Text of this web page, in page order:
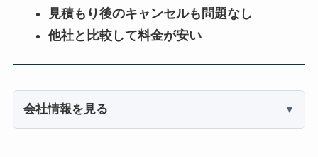
見積もり後のキャンセルも問題なし
他社と比較して料金が安い
会社情報を見る